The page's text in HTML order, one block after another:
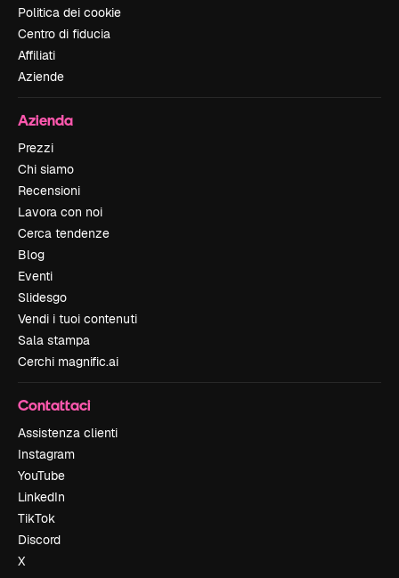
Politica dei cookie
Centro di fiducia
Affiliati
Aziende
Azienda
Prezzi
Chi siamo
Recensioni
Lavora con noi
Cerca tendenze
Blog
Eventi
Slidesgo
Vendi i tuoi contenuti
Sala stampa
Cerchi magnific.ai
Contattaci
Assistenza clienti
Instagram
YouTube
LinkedIn
TikTok
Discord
X